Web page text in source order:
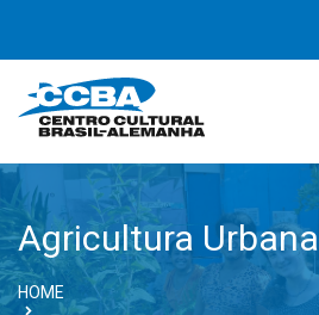
Agricultura Urbana
HOME